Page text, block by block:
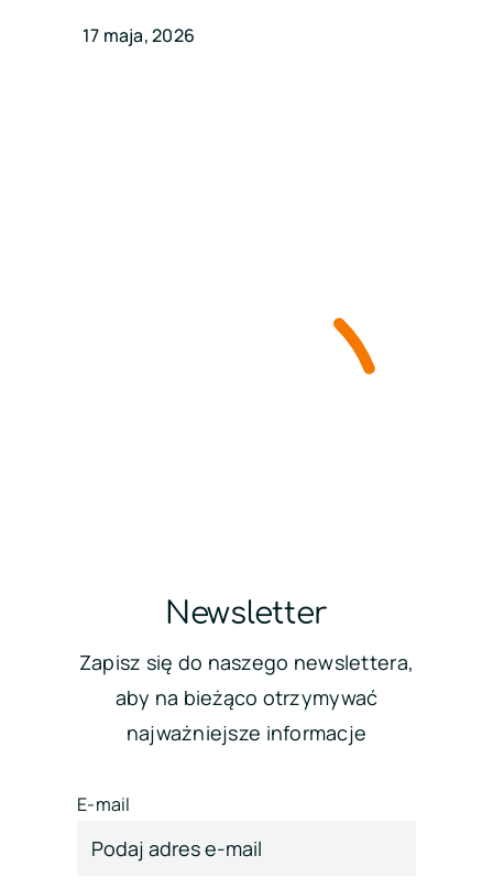
17 maja, 2026
Newsletter
Zapisz się do naszego newslettera,
aby na bieżąco otrzymywać
najważniejsze informacje
E-mail